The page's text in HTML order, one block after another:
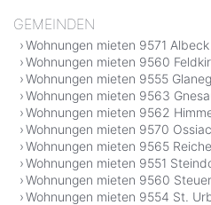
GEMEINDEN
Wohnungen mieten 9571 Albeck
Wohnungen mieten 9560
Wohnungen mieten 9555
Wohnungen mieten 9563
Wohnungen mieten 9562
Wohnungen mieten 9570
Wohnungen mieten 9565
Wohnungen mieten 9551
Wohnungen mieten 9560
Wohnungen mieten 9554 St.